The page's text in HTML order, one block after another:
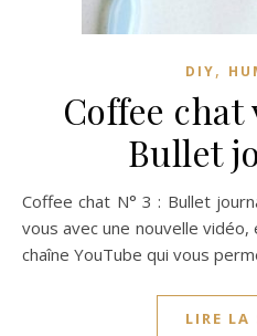
DIY,
Coffee chat
Bullet
Coffee chat N° 3 : Bullet journal ! Hi guys ! Je reviens vers
vous avec une nouvelle
chaîne YouTube qui vous
LIRE LA